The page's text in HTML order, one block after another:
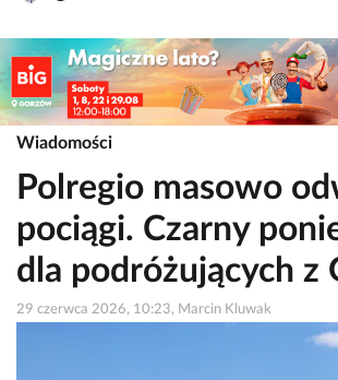
Wiadomości
Polregio masowo
pociągi. Czarny
dla podróżujących z
29 czerwca 2026, 10:23, Marcin Kluwak